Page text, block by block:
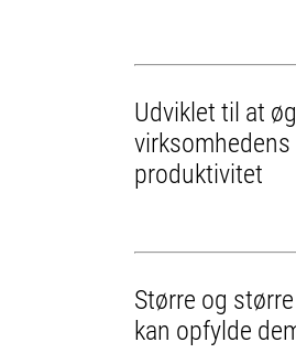
Udviklet til at
virksomhedens
produktivitet
Større og
kan opfylde